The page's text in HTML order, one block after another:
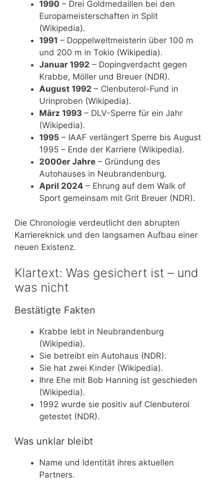
1990 – Drei Goldmedaillen bei den
Europameisterschaften in Split
(Wikipedia).
1991 – Doppelweltmeisterin über 100 m
und 200 m in Tokio (Wikipedia).
Januar 1992 – Dopingverdacht gegen
Krabbe, Möller und Breuer (NDR).
August 1992 – Clenbuterol-Fund in
Urinproben (Wikipedia).
März 1993 – DLV-Sperre für ein Jahr
(Wikipedia).
1995 – IAAF verlängert Sperre bis August
1995 – Ende der Karriere (Wikipedia).
2000er Jahre – Gründung des
Autohauses in Neubrandenburg.
April 2024 – Ehrung auf dem Walk of
Sport gemeinsam mit Grit Breuer (NDR).
Die Chronologie verdeutlicht den abrupten
Karriereknick und den langsamen Aufbau einer
neuen Existenz.
Klartext: Was gesichert ist – und
was nicht
Bestätigte Fakten
Krabbe lebt in Neubrandenburg
(Wikipedia).
Sie betreibt ein Autohaus (NDR).
Sie hat zwei Kinder (Wikipedia).
Ihre Ehe mit Bob Hanning ist geschieden
(Wikipedia).
1992 wurde sie positiv auf Clenbuterol
getestet (NDR).
Was unklar bleibt
Name und Identität ihres aktuellen
Partners.